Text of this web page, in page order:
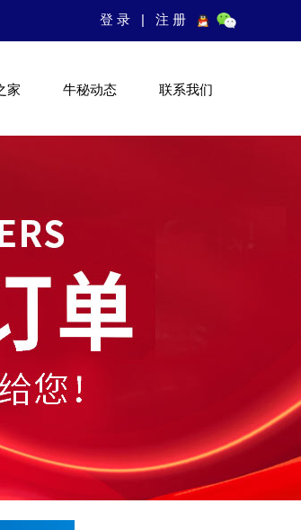
登录 | 注册
家 牛秘动态 联系我们